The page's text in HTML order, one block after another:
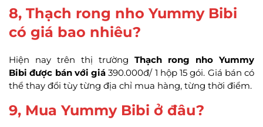
8, Thạch rong nho Yummy Bibi
có giá bao nhiêu?
Hiện nay trên thị trường Thạch rong nho Yummy
Bibi được bán với giá 390.000đ/ 1 hộp 15 gói. Giá bán có
thể thay đổi tùy từng địa chỉ mua hàng, từng thời điểm.
9, Mua Yummy Bibi ở đâu?